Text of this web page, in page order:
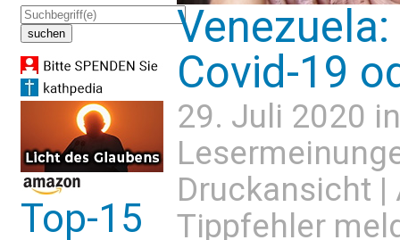
Top-15
Covid-19
29. Juli 2020
Druckansicht |
Tippfehler